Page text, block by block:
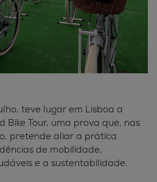
teve lugar em Lisboa a
Bike Tour, uma prova que, nas
pretende aliar a prática
de mobilidade,
e a sustentabilidade.